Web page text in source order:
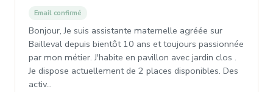
Email confirmé
Bonjour, Je suis assistante maternelle agréée sur
Bailleval depuis bientôt 10 ans et toujours passionnée
par mon métier. J'habite en pavillon avec jardin clos .
Je dispose actuellement de 2 places disponibles. Des
activ…